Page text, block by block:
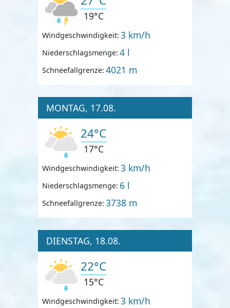
19°C
Windgeschwindigkeit: 3 km/h
Niederschlagsmenge: 4 l
Schneefallgrenze: 4021 m
MONTAG, 17.08.
24°C
17°C
Windgeschwindigkeit: 3 km/h
Niederschlagsmenge: 6 l
Schneefallgrenze: 3738 m
DIENSTAG, 18.08.
22°C
15°C
Windgeschwindigkeit: 3 km/h